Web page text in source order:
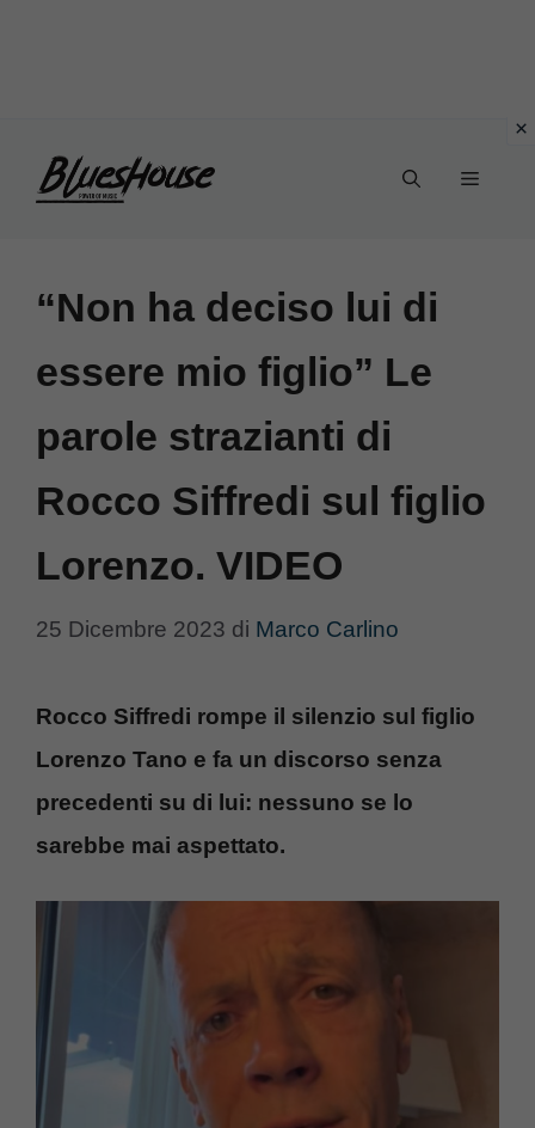
Menu
“Non ha deciso lui di
essere mio figlio” Le
parole strazianti di
Rocco Siffredi sul figlio
Lorenzo. VIDEO
25 Dicembre 2023 di Marco Carlino
Rocco Siffredi rompe il silenzio sul figlio
Lorenzo Tano e fa un discorso senza
precedenti su di lui: nessuno se lo
sarebbe mai aspettato.